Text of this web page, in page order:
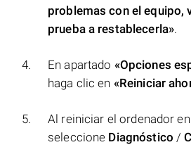
problemas con el equipo,
prueba a restablecerla».
En apartado «Opciones
haga clic en «Reiniciar
Al reiniciar el ordenador
seleccione Diagnóstico /